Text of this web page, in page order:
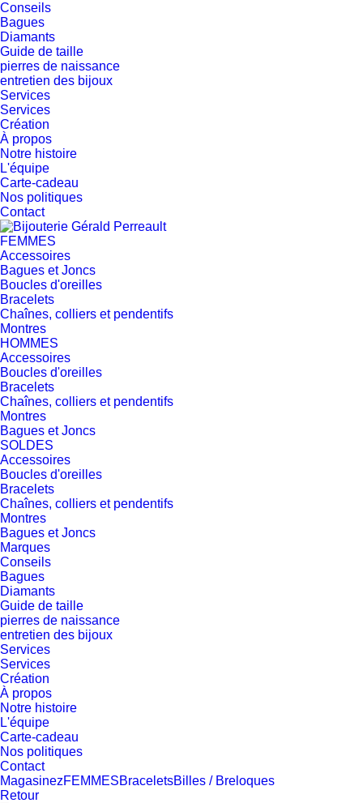
Conseils
Bagues
Diamants
Guide de taille
pierres de naissance
entretien des bijoux
Services
Services
Création
À propos
Notre histoire
L'équipe
Carte-cadeau
Nos politiques
Contact
FEMMES
Accessoires
Bagues et Joncs
Boucles d'oreilles
Bracelets
Chaînes, colliers et pendentifs
Montres
HOMMES
Accessoires
Boucles d'oreilles
Bracelets
Chaînes, colliers et pendentifs
Montres
Bagues et Joncs
SOLDES
Accessoires
Boucles d'oreilles
Bracelets
Chaînes, colliers et pendentifs
Montres
Bagues et Joncs
Marques
Conseils
Bagues
Diamants
Guide de taille
pierres de naissance
entretien des bijoux
Services
Services
Création
À propos
Notre histoire
L'équipe
Carte-cadeau
Nos politiques
Contact
MagasinezFEMMESBraceletsBilles / Breloques
Retour